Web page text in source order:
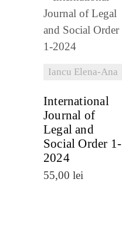
Iancu Elena-Ana
DETALII
International
Journal of
Legal and
Social Order 1-
2024
55,00 lei